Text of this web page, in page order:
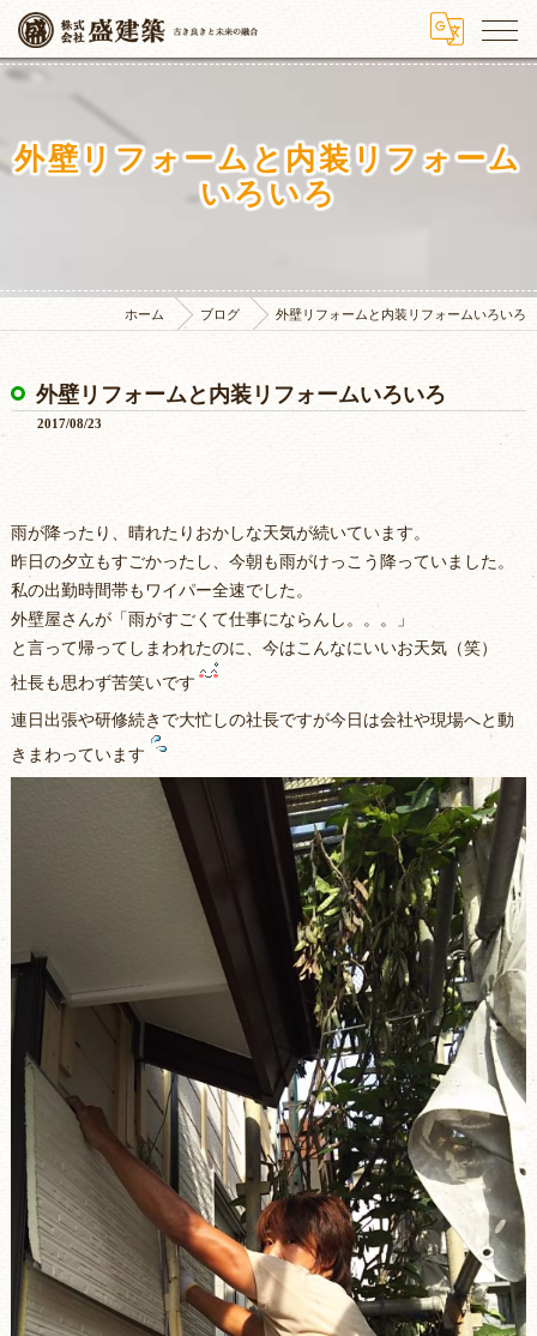
外壁リフォームと内装リフォーム
いろいろ
ホーム ブログ 外壁リフォームと内装リフォームいろいろ
外壁リフォームと内装リフォームいろいろ
2017/08/23
雨が降ったり、晴れたりおかしな天気が続いています。
昨日の夕立もすごかったし、今朝も雨がけっこう降っていました。
私の出勤時間帯もワイパー全速でした。
外壁屋さんが「雨がすごくて仕事にならんし。。。」
と言って帰ってしまわれたのに、今はこんなにいいお天気（笑）
社長も思わず苦笑いです
連日出張や研修続きで大忙しの社長ですが今日は会社や現場へと動
きまわっています